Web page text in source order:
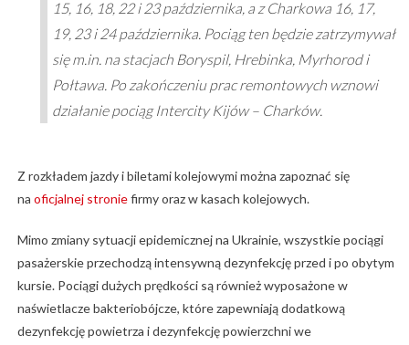
15, 16, 18, 22 i 23 października, a z Charkowa 16, 17,
19, 23 i 24 października. Pociąg ten będzie zatrzymywał
się m.in. na stacjach Boryspil, Hrebinka, Myrhorod i
Połtawa. Po zakończeniu prac remontowych wznowi
działanie pociąg Intercity Kijów – Charków.
Z rozkładem jazdy i biletami kolejowymi można zapoznać się
na oficjalnej stroniefirmy oraz w kasach kolejowych.
Mimo zmiany sytuacji epidemicznej na Ukrainie, wszystkie pociągi
pasażerskie przechodzą intensywną dezynfekcję przed i po obytym
kursie. Pociągi dużych prędkości są również wyposażone w
naświetlacze bakteriobójcze, które zapewniają dodatkową
dezynfekcję powietrza i dezynfekcję powierzchni we